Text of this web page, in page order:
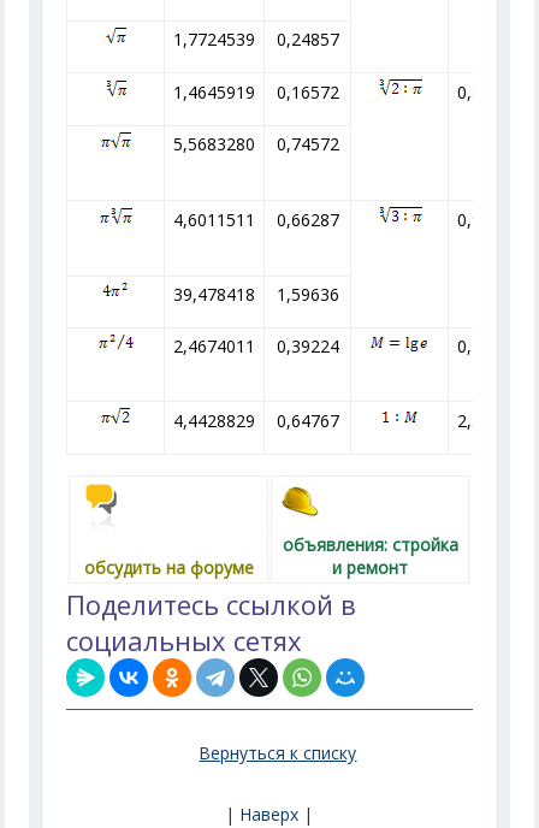
1,7724539 0,24857
1,4645919 0,16572 0,860254
5,5683280 0,74572
4,6011511 0,66287 0,984745
39,478418 1,59636
2,4674011 0,39224 0,434294
4,4428829 0,64767 2,302585
обсудить на форуме
объявления: стройка
и ремонт
Поделитесь ссылкой в
социальных сетях
Вернуться к списку
| Наверх |